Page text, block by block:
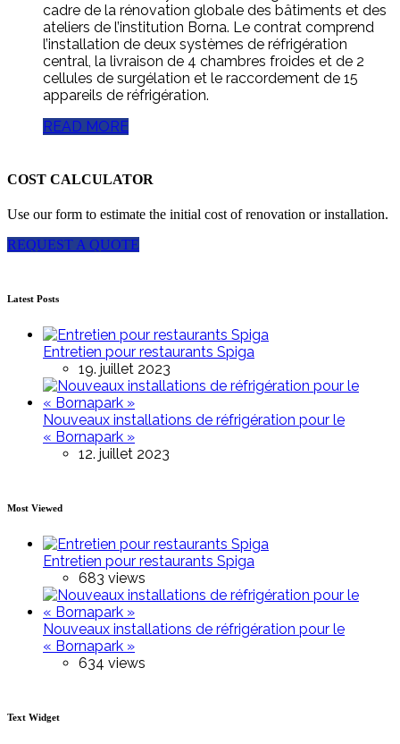
cadre de la rénovation globale des bâtiments et des
ateliers de l’institution Borna. Le contrat comprend
l’installation de deux systèmes de réfrigération
central, la livraison de 4 chambres froides et de 2
cellules de surgélation et le raccordement de 15
appareils de réfrigération.
READ MORE
COST CALCULATOR
Use our form to estimate the initial cost of renovation or installation.
REQUEST A QUOTE
Latest Posts
Entretien pour restaurants Spiga
19. juillet 2023
Nouveaux installations de réfrigération pour le
« Bornapark »
12. juillet 2023
Most Viewed
Entretien pour restaurants Spiga
683 views
Nouveaux installations de réfrigération pour le
« Bornapark »
634 views
Text Widget